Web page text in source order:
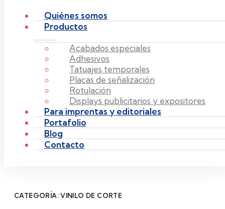
Quiénes somos
Productos
Acabados especiales
Adhesivos
Tatuajes temporales
Placas de señalización
Rotulación
Displays publicitarios y expositores
Para imprentas y editoriales
Portafolio
Blog
Contacto
CATEGORÍA: VINILO DE CORTE